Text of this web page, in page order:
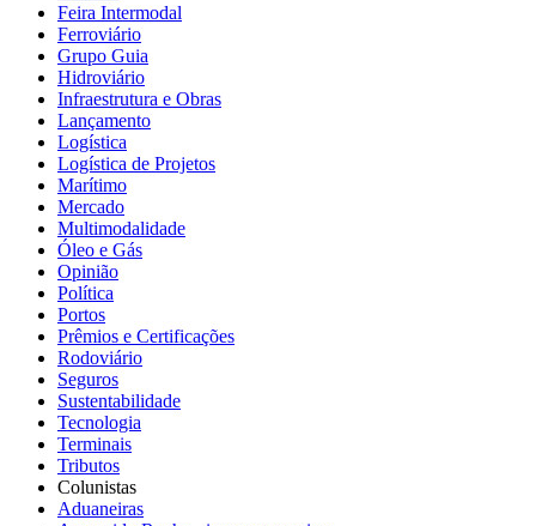
Feira Intermodal
Ferroviário
Grupo Guia
Hidroviário
Infraestrutura e Obras
Lançamento
Logística
Logística de Projetos
Marítimo
Mercado
Multimodalidade
Óleo e Gás
Opinião
Política
Portos
Prêmios e Certificações
Rodoviário
Seguros
Sustentabilidade
Tecnologia
Terminais
Tributos
Colunistas
Aduaneiras